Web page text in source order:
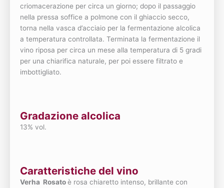
criomacerazione per circa un giorno; dopo il passaggio
nella pressa soffice a polmone con il ghiaccio secco,
torna nella vasca d’acciaio per la fermentazione alcolica
a temperatura controllata. Terminata la fermentazione il
vino riposa per circa un mese alla temperatura di 5 gradi
per una chiarifica naturale, per poi essere filtrato e
imbottigliato.
Gradazione alcolica
13% vol.
Caratteristiche del vino
Verha Rosatoè rosa chiaretto intenso, brillante con